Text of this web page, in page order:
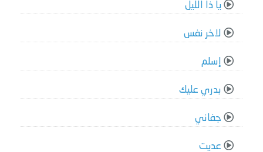
يا ذا الليل
لاخر نفس
إسلم
بدري عليك
جفاني
عديت